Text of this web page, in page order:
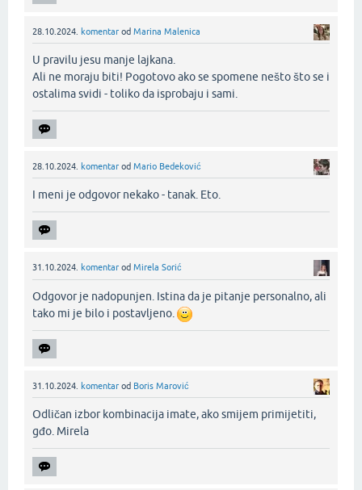
28.10.2024. komentar od Marina Malenica
U pravilu jesu manje lajkana.
Ali ne moraju biti! Pogotovo ako se spomene nešto što se i
ostalima svidi - toliko da isprobaju i sami.‌
28.10.2024. komentar od Mario Bedeković
I meni je odgovor nekako - tanak. Eto.‌
31.10.2024. komentar od Mirela Sorić
Odgovor je nadopunjen. Istina da je pitanje personalno, ali
tako mi je bilo i postavljeno.
31.10.2024. komentar od Boris Marović
Odličan izbor kombinacija imate, ako smijem primijetiti,
gđo. Mirela‌